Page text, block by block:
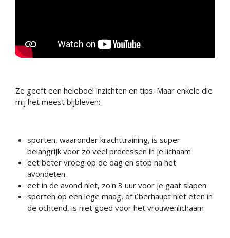
Ze geeft een heleboel inzichten en tips. Maar enkele die
mij het meest bijbleven:
sporten, waaronder krachttraining, is super
belangrijk voor zó veel processen in je lichaam
eet beter vroeg op de dag en stop na het
avondeten.
eet in de avond niet, zo'n 3 uur voor je gaat slapen
sporten op een lege maag, of überhaupt niet eten in
de ochtend, is niet goed voor het vrouwenlichaam